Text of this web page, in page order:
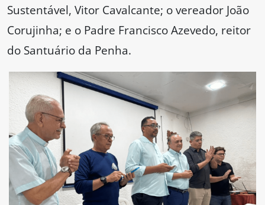
Sustentável, Vitor Cavalcante; o vereador João
Corujinha; e o Padre Francisco Azevedo, reitor
do Santuário da Penha.